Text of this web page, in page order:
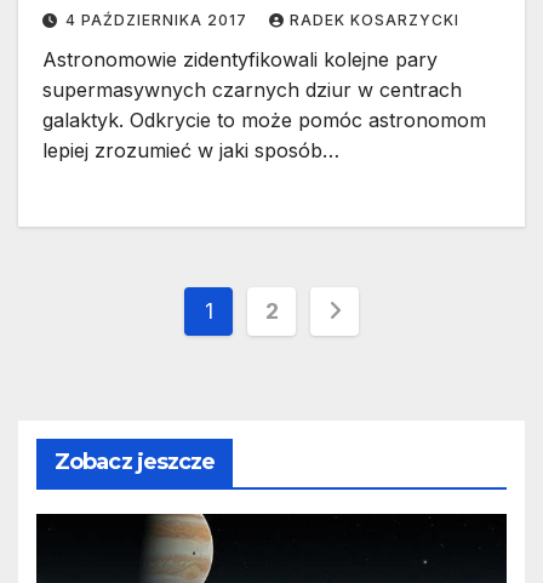
4 PAŹDZIERNIKA 2017 RADEK KOSARZYCKI
Astronomowie zidentyfikowali kolejne pary
supermasywnych czarnych dziur w centrach
galaktyk. Odkrycie to może pomóc astronomom
lepiej zrozumieć w jaki sposób…
Stronicowanie
1 2
Zobacz jeszcze